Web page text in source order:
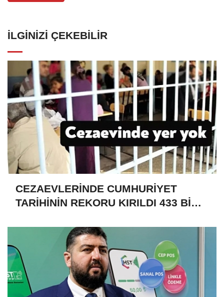
İLGINIZI ÇEKEBILIR
CEZAEVLERİNDE CUMHURİYET
TARİHİNİN REKORU KIRILDI 433 BİN